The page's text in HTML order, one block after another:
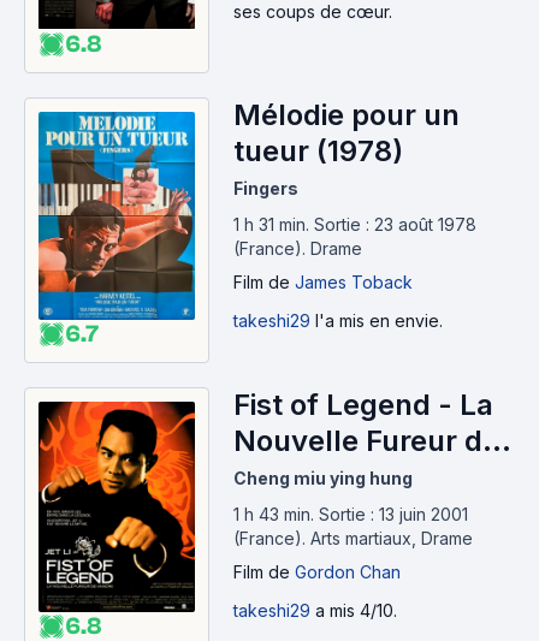
6.8
ses coups de cœur.
6.7
Mélodie pour un
tueur (1978)
Fingers
1 h 31 min. Sortie : 23 août 1978
(France). Drame
Film de James Toback
takeshi29 l'a mis en envie.
6.8
Fist of Legend - La
Nouvelle Fureur de
vaincre (1994)
Cheng miu ying hung
1 h 43 min. Sortie : 13 juin 2001
(France). Arts martiaux, Drame
Film de Gordon Chan
takeshi29 a mis 4/10.